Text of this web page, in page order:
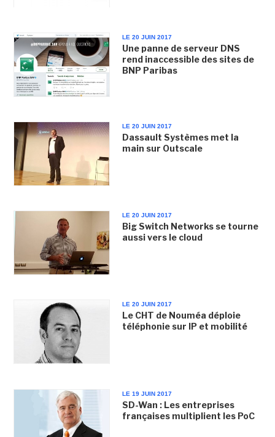
LE 20 JUIN 2017
Une panne de serveur DNS
rend inaccessible des sites de
BNP Paribas
LE 20 JUIN 2017
Dassault Systèmes met la
main sur Outscale
LE 20 JUIN 2017
Big Switch Networks se tourne
aussi vers le cloud
LE 20 JUIN 2017
Le CHT de Nouméa déploie
téléphonie sur IP et mobilité
LE 19 JUIN 2017
SD-Wan : Les entreprises
françaises multiplient les PoC